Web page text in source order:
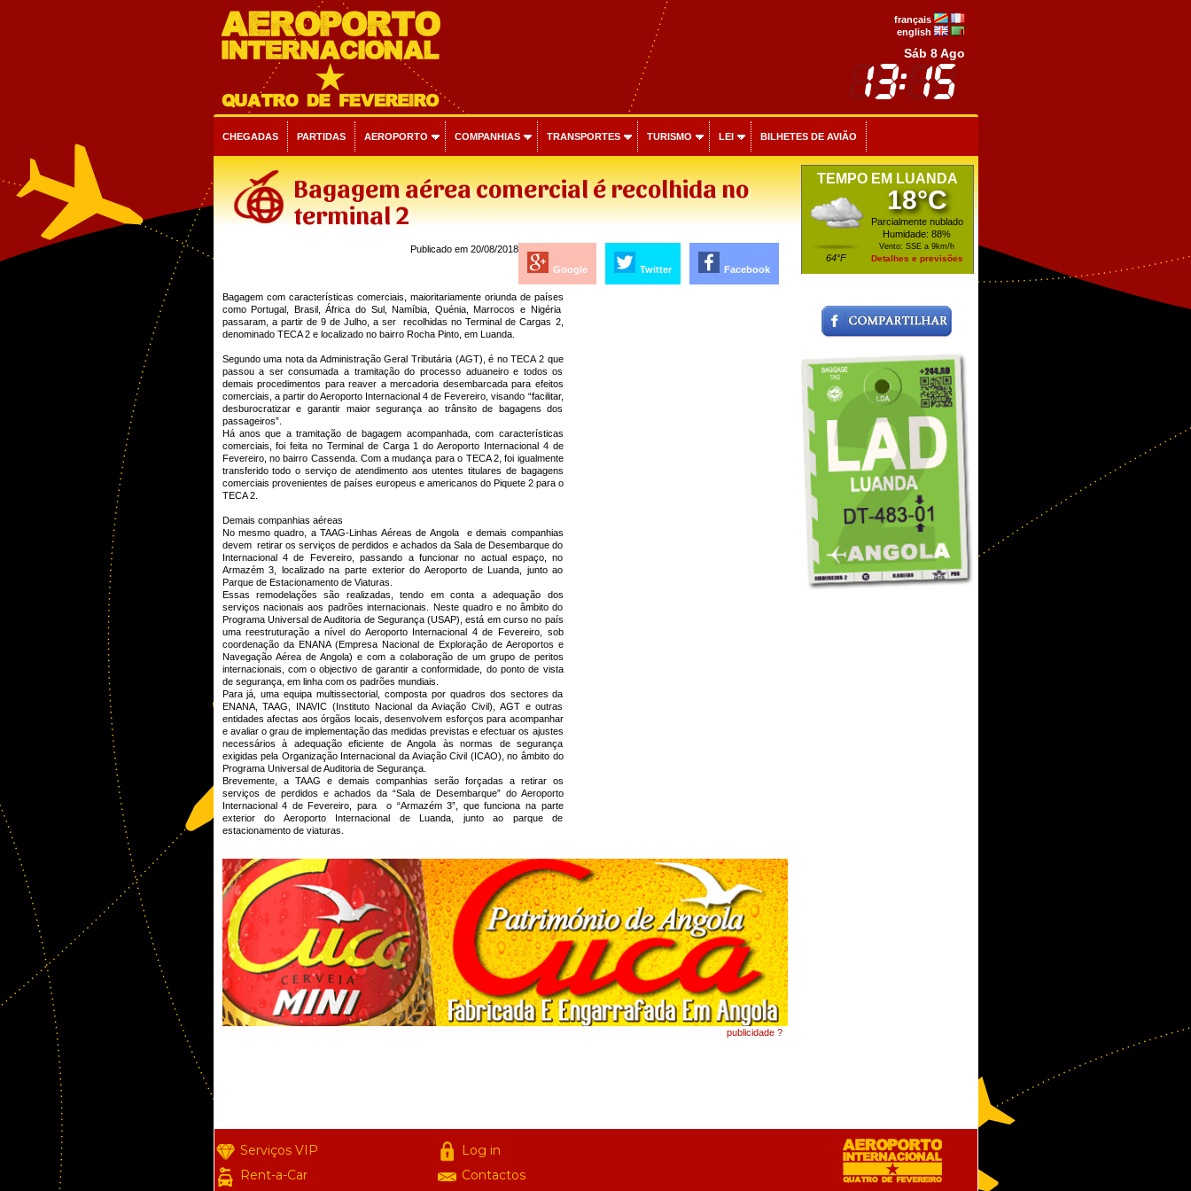
français
english
Sáb 8 Ago
CHEGADAS PARTIDAS AEROPORTO COMPANHIAS TRANSPORTES TURISMO LEI BILHETES DE AVIÃO
Bagagem aérea comercial é recolhida no
terminal 2
Facebook
Twitter
Google
Publicado em 20/08/2018
Bagagem com características comerciais, maioritariamente oriunda de países
como Portugal, Brasil, África do Sul, Namíbia, Quénia, Marrocos e Nigéria
passaram, a partir de 9 de Julho, a ser recolhidas no Terminal de Cargas 2,
denominado TECA 2 e localizado no bairro Rocha Pinto, em Luanda.
Segundo uma nota da Administração Geral Tributária (AGT), é no TECA 2 que
passou a ser consumada a tramitação do processo aduaneiro e todos os
demais procedimentos para reaver a mercadoria desembarcada para efeitos
comerciais, a partir do Aeroporto Internacional 4 de Fevereiro, visando “facilitar,
desburocratizar e garantir maior segurança ao trânsito de bagagens dos
passageiros”.
Há anos que a tramitação de bagagem acompanhada, com características
comerciais, foi feita no Terminal de Carga 1 do Aeroporto Internacional 4 de
Fevereiro, no bairro Cassenda. Com a mudança para o TECA 2, foi igualmente
transferido todo o serviço de atendimento aos utentes titulares de bagagens
comerciais provenientes de países europeus e americanos do Piquete 2 para o
TECA 2.
Demais companhias aéreas
No mesmo quadro, a TAAG-Linhas Aéreas de Angola e demais companhias
devem retirar os serviços de perdidos e achados da Sala de Desembarque do
Internacional 4 de Fevereiro, passando a funcionar no actual espaço, no
Armazém 3, localizado na parte exterior do Aeroporto de Luanda, junto ao
Parque de Estacionamento de Viaturas.
Essas remodelações são realizadas, tendo em conta a adequação dos
serviços nacionais aos padrões internacionais. Neste quadro e no âmbito do
Programa Universal de Auditoria de Segurança (USAP), está em curso no país
uma reestruturação a nível do Aeroporto Internacional 4 de Fevereiro, sob
coordenação da ENANA (Empresa Nacional de Exploração de Aeroportos e
Navegação Aérea de Angola) e com a colaboração de um grupo de peritos
internacionais, com o objectivo de garantir a conformidade, do ponto de vista
de segurança, em linha com os padrões mundiais.
Para já, uma equipa multissectorial, composta por quadros dos sectores da
ENANA, TAAG, INAVIC (Instituto Nacional da Aviação Civil), AGT e outras
entidades afectas aos órgãos locais, desenvolvem esforços para acompanhar
e avaliar o grau de implementação das medidas previstas e efectuar os ajustes
necessários à adequação eficiente de Angola às normas de segurança
exigidas pela Organização Internacional da Aviação Civil (ICAO), no âmbito do
Programa Universal de Auditoria de Segurança.
Brevemente, a TAAG e demais companhias serão forçadas a retirar os
serviços de perdidos e achados da “Sala de Desembarque” do Aeroporto
Internacional 4 de Fevereiro, para o “Armazém 3”, que funciona na parte
exterior do Aeroporto Internacional de Luanda, junto ao parque de
estacionamento de viaturas.
publicidade ?
TEMPO EM LUANDA
64°F
18°C
Parcialmente nublado
Humidade: 88%
Vento: SSE a 9km/h
Detalhes e previsões
Serviços VIP
Rent-a-Car
Log in
Contactos